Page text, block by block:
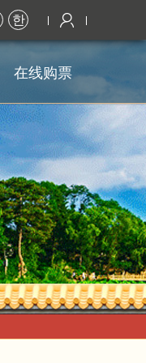
한
在线购票